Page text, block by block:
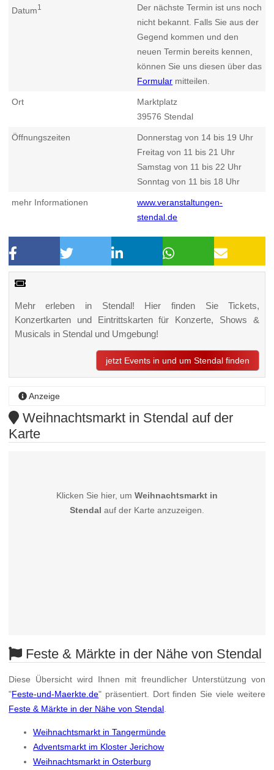
Datum1
Der nächste Termin ist uns noch
nicht bekannt. Falls Sie aus der
Gegend kommen und den
neuen Termin bereits kennen,
können Sie uns diesen über das
Formular mitteilen.
Ort
Marktplatz
39576 Stendal
Öffnungszeiten
Donnerstag von 14 bis 19 Uhr
Freitag von 11 bis 21 Uhr
Samstag von 11 bis 22 Uhr
Sonntag von 11 bis 18 Uhr
mehr Informationen
www.veranstaltungen-
stendal.de
Mehr erleben in Stendal! Hier finden Sie Tickets,
Konzertkarten und Eintrittskarten für Konzerte, Shows &
Musicals in Stendal und Umgebung!
jetzt Events in und um Stendal finden
Anzeige
Weihnachtsmarkt in Stendal auf der
Karte
Klicken Sie hier, um Weihnachtsmarkt in
Stendal auf der Karte anzuzeigen.
Feste & Märkte in der Nähe von Stendal
Diese Übersicht wird Ihnen mit freundlicher Unterstützung von
"Feste-und-Maerkte.de" präsentiert. Dort finden Sie viele weitere
Feste & Märkte in der Nähe von Stendal
Weihnachtsmarkt in Tangermünde
Adventsmarkt im Kloster Jerichow
Weihnachtsmarkt in Osterburg